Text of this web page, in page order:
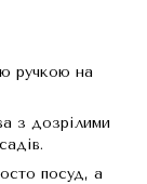
ручкою на
з дозрілими
посуд, а